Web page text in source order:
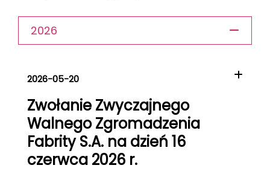
2026
2026-05-20
Zwołanie Zwyczajnego
Walnego Zgromadzenia
Fabrity S.A. na dzień 16
czerwca 2026 r.